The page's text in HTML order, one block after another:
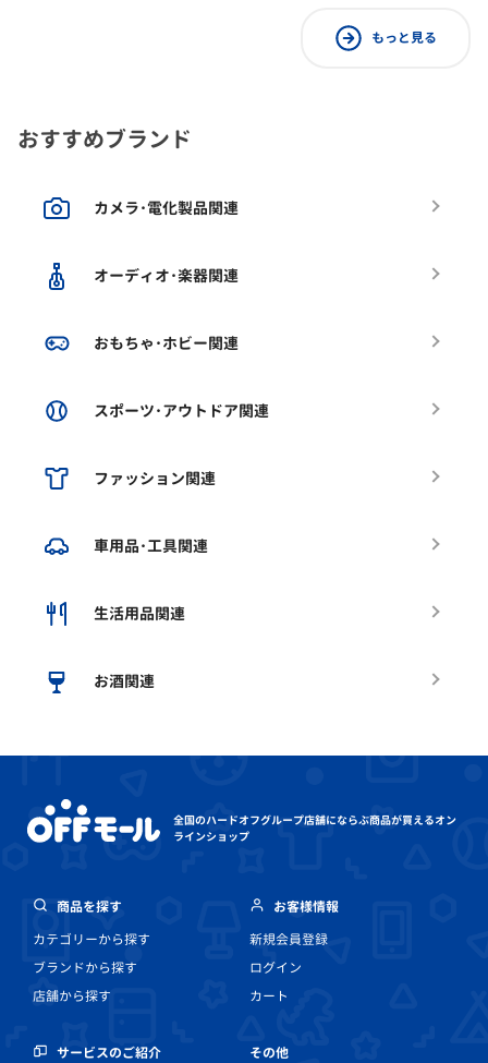
もっと見る
おすすめブランド
カメラ･電化製品関連
オーディオ･楽器関連
おもちゃ･ホビー関連
スポーツ･アウトドア関連
ファッション関連
車用品･工具関連
生活用品関連
お酒関連
全国のハードオフグループ店舗にならぶ商品が買えるオン
ラインショップ
商品を探す
カテゴリーから探す
ブランドから探す
店舗から探す
お客様情報
新規会員登録
ログイン
カート
サービスのご紹介 その他